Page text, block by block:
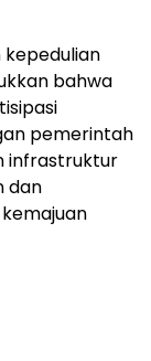
bahwa
pemerintah
infrastruktur
dan